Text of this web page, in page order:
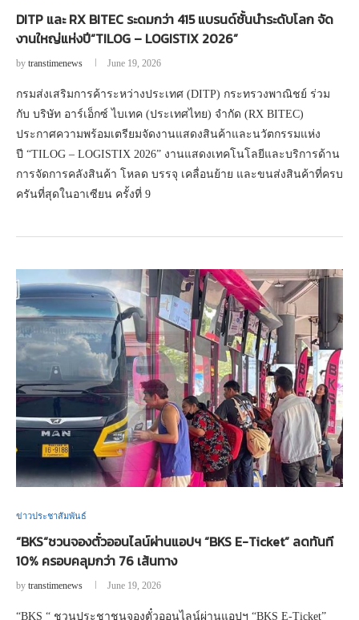
DITP และ RX BITEC ระดมกว่า 415 แบรนด์ชั้นนำระดับโลก จัด
งานใหญ่แห่งปี“TILOG – LOGISTIX 2026”
by transtimenews June 19, 2026
กรมส่งเสริมการค้าระหว่างประเทศ (DITP) กระทรวงพาณิชย์ ร่วม
กับ บริษัท อาร์เอ็กซ์ ไบเทค (ประเทศไทย) จำกัด (RX BITEC)
ประกาศความพร้อมเตรียมจัดงานแสดงสินค้าและนวัตกรรมแห่ง
ปี “TILOG – LOGISTIX 2026” งานแสดงเทคโนโลยีและบริการด้าน
การจัดการคลังสินค้า โหลด บรรจุ เคลื่อนย้าย และขนส่งสินค้าที่ครบ
ครันที่สุดในอาเซียน ครั้งที่ 9
ข่าวประชาสัมพันธ์
“BKS“ชวนจองตั๋วออนไลน์ผ่านแอปฯ “BKS E-Ticket” ลดทันที
10% ครอบคลุมกว่า 76 เส้นทาง
by transtimenews June 19, 2026
“BKS “ ชวนประชาชนจองตั๋วออนไลน์ผ่านแอปฯ “BKS E-Ticket”